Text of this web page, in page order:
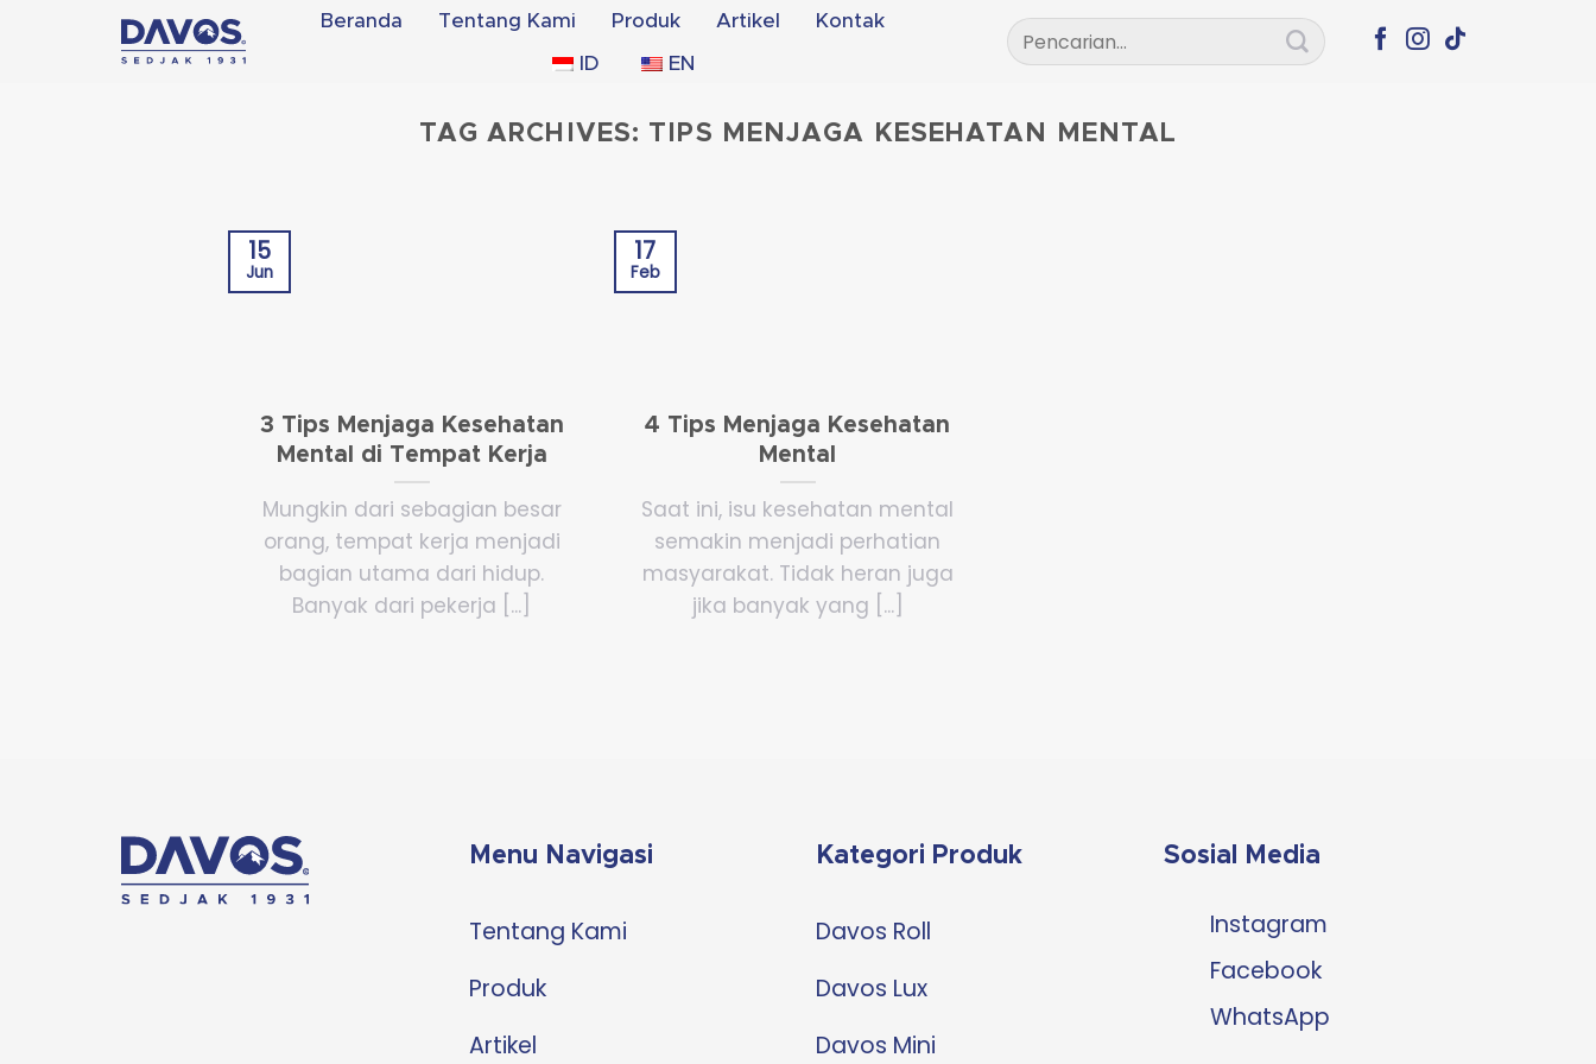
Beranda Tentang Kami Produk Artikel Kontak
ID EN
Pencarian
untuk:
TAG ARCHIVES: TIPS MENJAGA KESEHATAN MENTAL
3 Tips Menjaga Kesehatan
Mental di Tempat Kerja
Mungkin dari sebagian besar
orang, tempat kerja menjadi
bagian utama dari hidup.
Banyak dari pekerja [...]
15
Jun
4 Tips Menjaga Kesehatan
Mental
Saat ini, isu kesehatan mental
semakin menjadi perhatian
masyarakat. Tidak heran juga
jika banyak yang [...]
17
Feb
Menu Navigasi
Tentang Kami
Produk
Artikel
Kategori Produk
Davos Roll
Davos Lux
Davos Mini
Sosial Media
Instagram
Facebook
WhatsApp